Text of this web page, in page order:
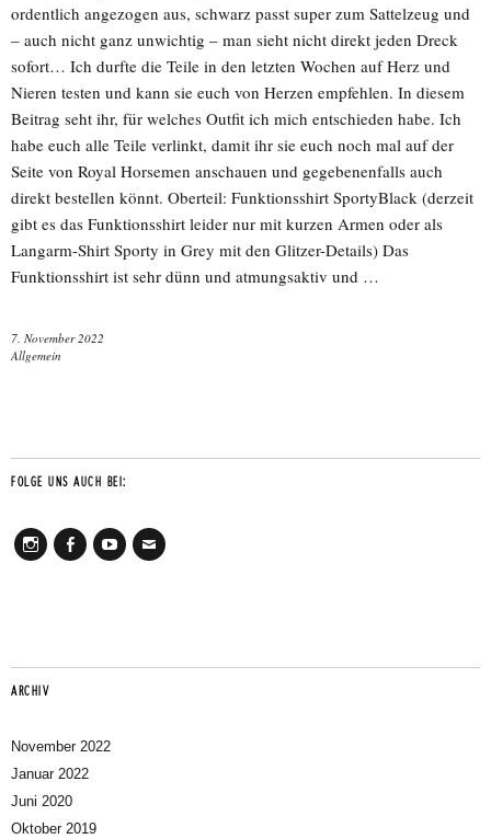
ordentlich angezogen aus, schwarz passt super zum Sattelzeug und
– auch nicht ganz unwichtig – man sieht nicht direkt jeden Dreck
sofort… Ich durfte die Teile in den letzten Wochen auf Herz und
Nieren testen und kann sie euch von Herzen empfehlen. In diesem
Beitrag seht ihr, für welches Outfit ich mich entschieden habe. Ich
habe euch alle Teile verlinkt, damit ihr sie euch noch mal auf der
Seite von Royal Horsemen anschauen und gegebenenfalls auch
direkt bestellen könnt. Oberteil: Funktionsshirt SportyBlack (derzeit
gibt es das Funktionsshirt leider nur mit kurzen Armen oder als
Langarm-Shirt Sporty in Grey mit den Glitzer-Details) Das
Funktionsshirt ist sehr dünn und atmungsaktiv und …
7. November 2022
Allgemein
FOLGE UNS AUCH BEI:
ARCHIV
November 2022
Januar 2022
Juni 2020
Oktober 2019